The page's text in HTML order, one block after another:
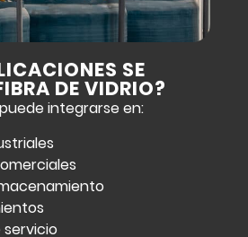
SE
DE VIDRIO?
integrarse en:
servicio